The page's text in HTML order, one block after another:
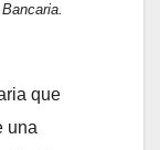
que
una